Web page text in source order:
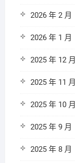
2026 年 2 月
2026 年 1 月
2025 年 12 月
2025 年 11 月
2025 年 10 月
2025 年 9 月
2025 年 8 月